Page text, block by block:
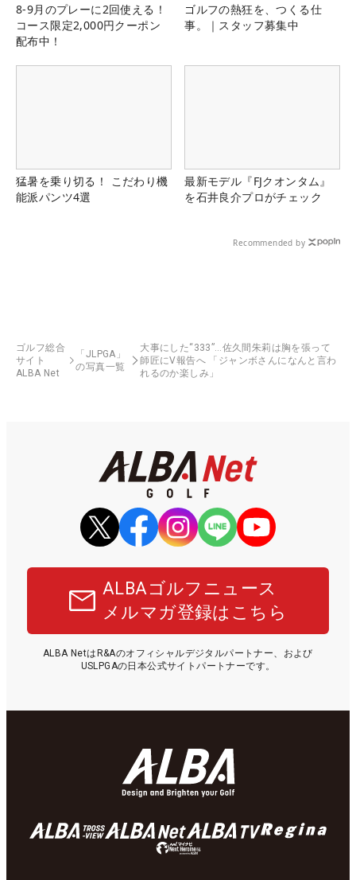
8-9月のプレーに2回使える！
コース限定2,000円クーポン
配布中！
ゴルフの熱狂を、つくる仕
事。｜スタッフ募集中
猛暑を乗り切る！ こだわり機
能派パンツ4選
最新モデル『FJクオンタム』
を石井良介プロがチェック
Recommended by
ゴルフ総合
サイト
ALBA Net
「JLPGA」
の写真一覧
大事にした“333”…佐久間朱莉は胸を張って
師匠にV報告へ 「ジャンボさんになんと言わ
れるのか楽しみ」
ALBAゴルフニュース
メルマガ登録はこちら
ALBA NetはR&Aのオフィシャルデジタルパートナー、および
USLPGAの日本公式サイトパートナーです。